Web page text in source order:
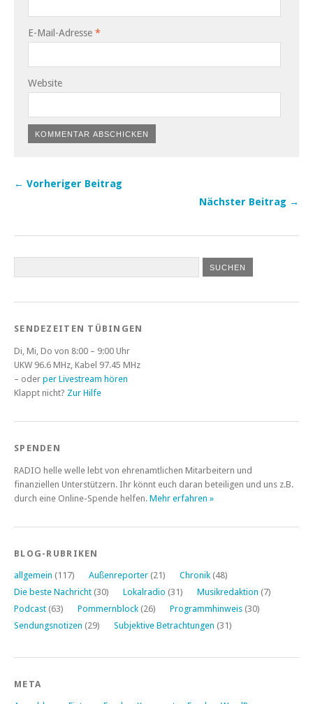
E-Mail-Adresse *
Website
← Vorheriger Beitrag
Nächster Beitrag →
SENDEZEITEN TÜBINGEN
Di, Mi, Do von 8:00 – 9:00 Uhr
UKW 96.6 MHz, Kabel 97.45 MHz
– oder per Livestream hören
Klappt nicht? Zur Hilfe
SPENDEN
RADIO helle welle lebt von ehrenamtlichen Mitarbeitern und
finanziellen Unterstützern. Ihr könnt euch daran beteiligen und uns z.B.
durch eine Online-Spende helfen. Mehr erfahren »
BLOG-RUBRIKEN
allgemein (117) Außenreporter (21) Chronik (48)
Die beste Nachricht (30) Lokalradio (31) Musikredaktion (7)
Podcast (63) Pommernblock (26) Programmhinweis (30)
Sendungsnotizen (29) Subjektive Betrachtungen (31)
META